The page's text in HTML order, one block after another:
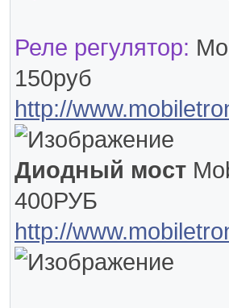
Реле регулятор:
150руб
http://
Диодный мост
400РУБ
http://